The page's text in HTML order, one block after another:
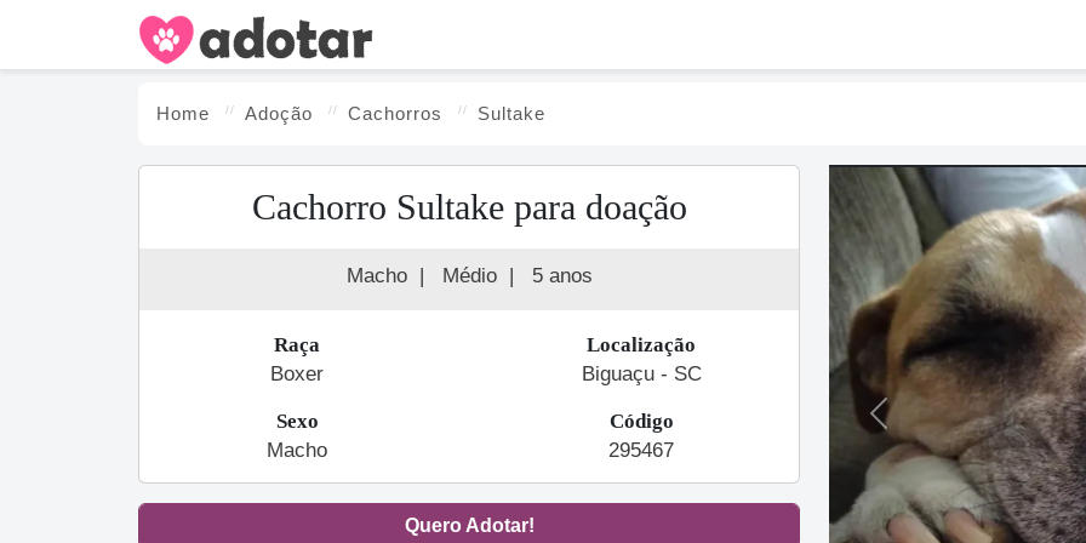
Home Adoção Cachorros Sultake
Cachorro Sultake para doação
Macho | Médio | 5 anos
Raça
Boxer
Localização
Biguaçu - SC
Sexo
Macho
Código
295467
Quero Adotar!
Previous